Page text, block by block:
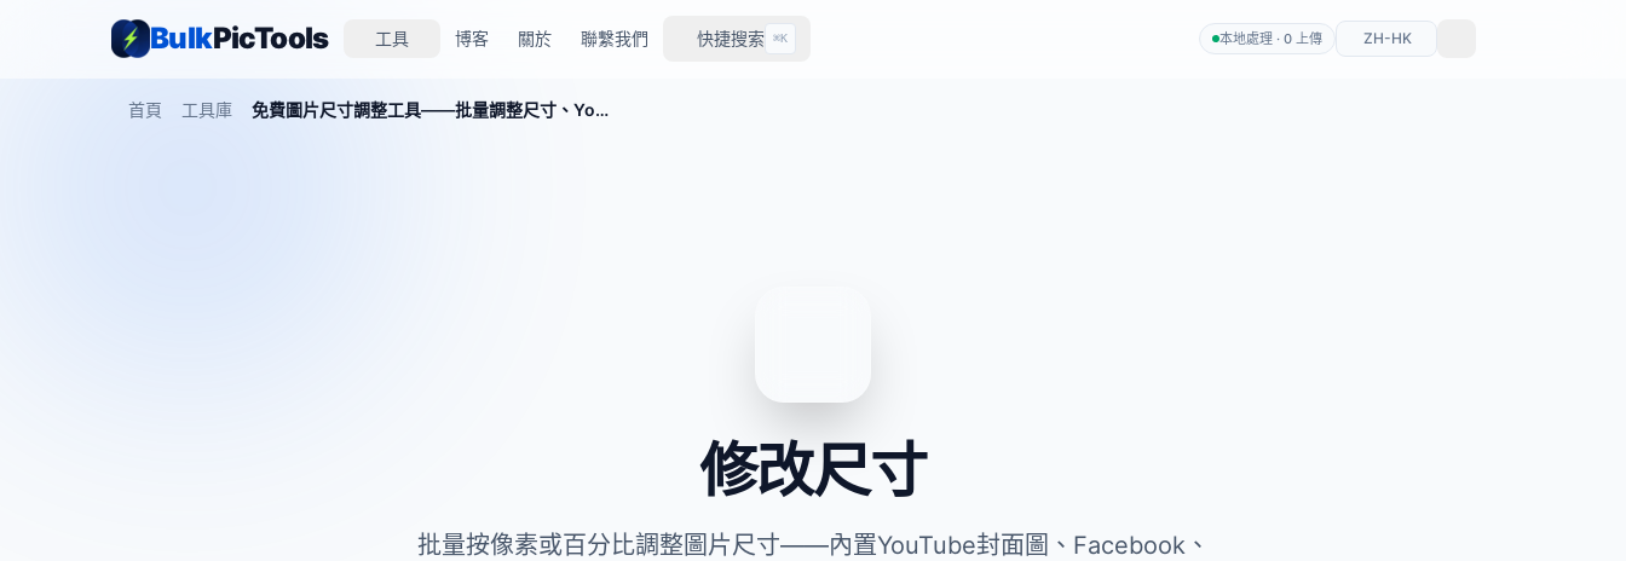
BulkPicTools 工具 博客 關於 聯繫我們 快捷搜索 ⌘K 本地處理 · 0 上傳 ZH-HK
首頁 工具庫 免費圖片尺寸調整工具——批量調整尺寸、YouTube封面、Facebook、Instagram、Twitter/X
修改尺寸
批量按像素或百分比調整圖片尺寸——內置YouTube封面圖、Facebook、